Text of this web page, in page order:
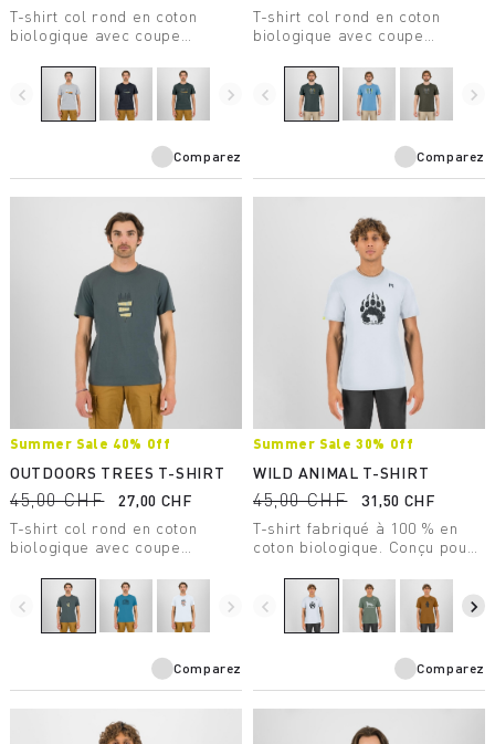
T-shirt col rond en coton
biologique avec coupe
navigate_before navigate_next
Comparez
T-shirt col rond en coton
biologique avec coupe
navigate_before navigate_next
Comparez
Summer Sale 40% Off
OUTDOORS TREES T-SHIRT
45,00 CHF
27,00 CHF
T-shirt col rond en coton
biologique avec coupe
navigate_before navigate_next
Comparez
Summer Sale 30% Off
WILD ANIMAL T-SHIRT
45,00 CHF
31,50 CHF
T-shirt fabriqué à 100 % en
coton biologique. Conçu pour
véhicule un message clair :
recycler le présent pour
préserver l'avenir.
navigate_before navigate_next
Comparez